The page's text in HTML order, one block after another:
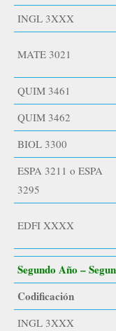
INGL 3XXX
MATE 3021
QUIM 3461
QUIM 3462
BIOL 3300
ESPA 3211 o ESPA
3295
EDFI XXXX
Segundo Año –
Codificación
INGL 3XXX